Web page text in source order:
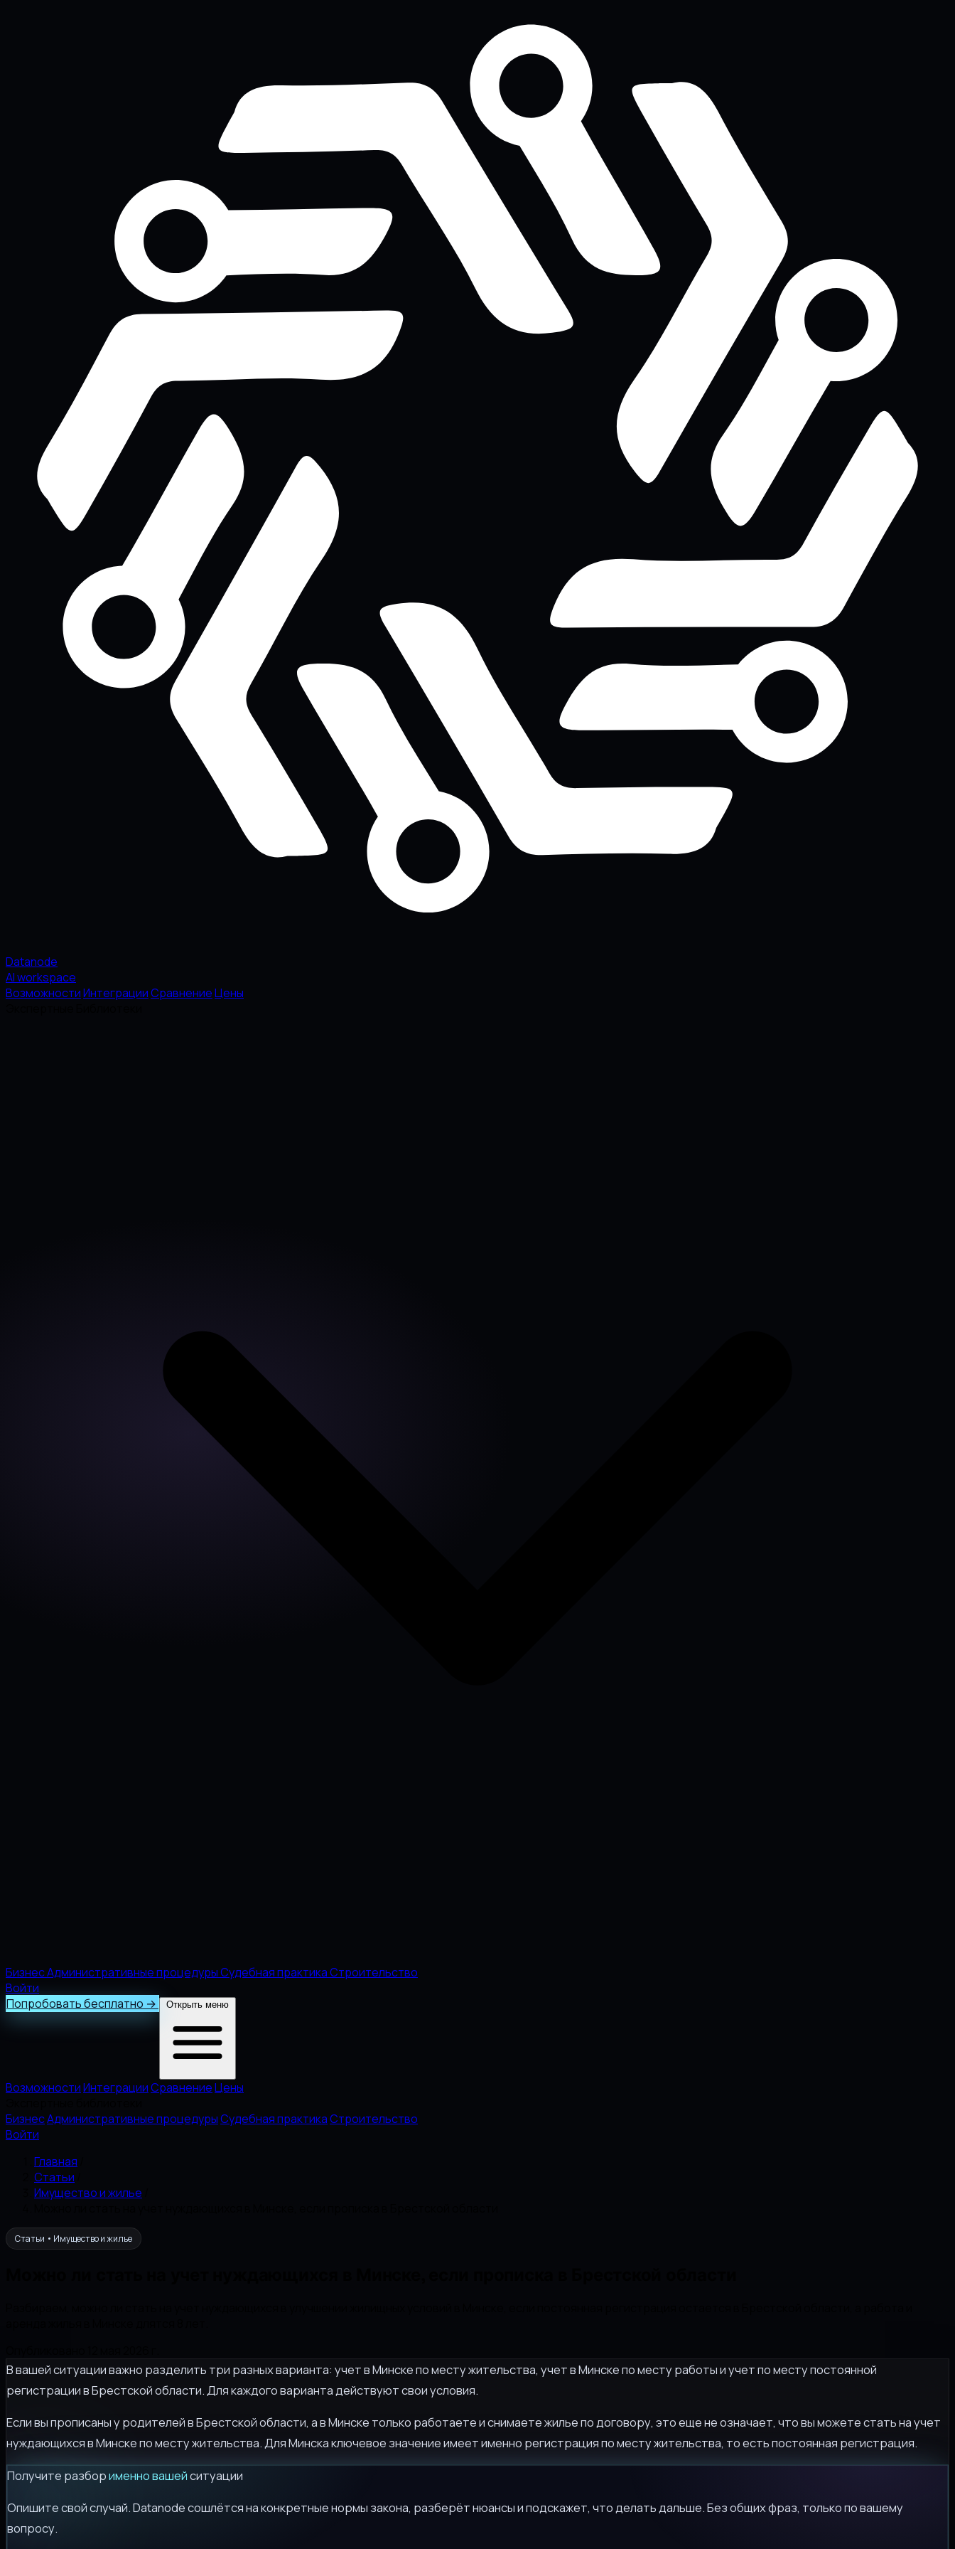
Datanode
AI workspace
ВозможностиИнтеграцииСравнениеЦены
БизнесАдминистративные процедурыСудебная практикаСтроительство
Войти
Попробовать бесплатно → Открыть меню
ВозможностиИнтеграцииСравнениеЦены
БизнесАдминистративные процедурыСудебная практикаСтроительство
Войти
Главная
Статьи
Имущество и жилье
Статьи • Имущество и жилье
В вашей ситуации важно разделить три разных варианта: учет в Минске по месту жительства, учет в Минске по месту работы и учет по месту постоянной
регистрации в Брестской области. Для каждого варианта действуют свои условия.
Если вы прописаны у родителей в Брестской области, а в Минске только работаете и снимаете жилье по договору, это еще не означает, что вы можете стать на учет
нуждающихся в Минске по месту жительства. Для Минска ключевое значение имеет именно регистрация по месту жительства, то есть постоянная регистрация.
Получите разборименно вашейситуации
Опишите свой случай. Datanode сошлётся на конкретные нормы закона, разберёт нюансы и подскажет, что делать дальше. Без общих фраз, только по вашему
вопросу.